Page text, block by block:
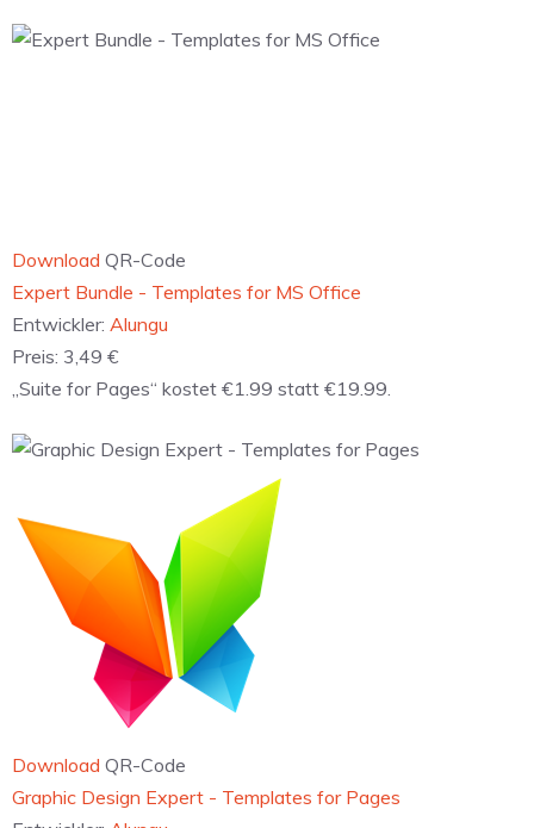
„Suite for MS Office -…“ kostet €1.99 statt €39.99.
Download QR-Code
‎Expert Bundle - Templates for MS Office
Entwickler:Alungu
„Suite for Pages“ kostet €1.99 statt €19.99.